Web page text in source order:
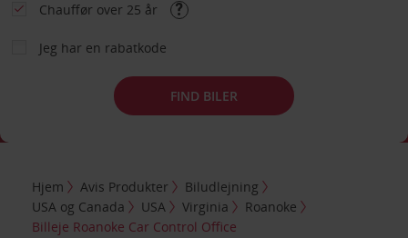
Chauffør over 25 år
Jeg har en rabatkode
FIND BILER
Hjem Avis Produkter
Biludlejning
USA og Canada
USA Virginia
Roanoke
Billeje Roanoke Car Control Office